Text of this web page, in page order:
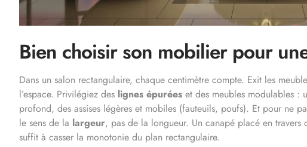
Bien choisir son mobilier pour
Dans un salon rectangulaire, chaque centimètre compte. Exit les
l’espace. Privilégiez des lignes épurées et des meubles modulables :
profond, des assises légères et mobiles (fauteuils, poufs). Et pour ne
le sens de la largeur, pas de la longueur. Un canapé placé en
suffit à casser la monotonie du plan rectangulaire.